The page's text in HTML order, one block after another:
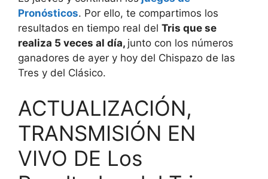
Pronósticos. Por ello, te compartimos los
resultados en tiempo real del Tris que se
realiza 5 veces al día, junto con los números
ganadores de ayer y hoy del Chispazo de las
Tres y del Clásico.
ACTUALIZACIÓN,
TRANSMISIÓN EN
VIVO DE Los